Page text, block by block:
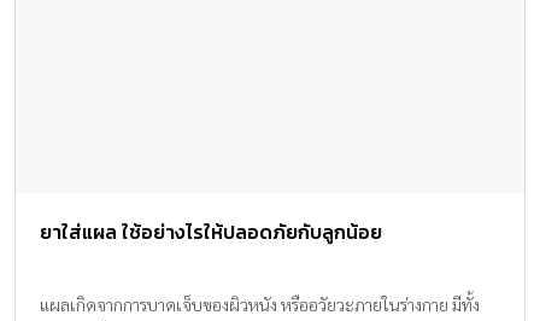
ยาใส่แผล ใช้อย่างไรให้ปลอดภัยกับลูกน้อย
แผลเกิดจากการบาดเจ็บของผิวหนัง หรืออวัยวะภายในร่างกาย มีทั้ง